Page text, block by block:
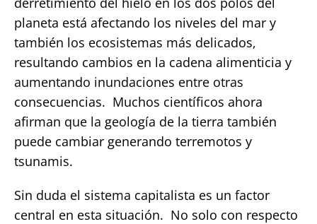
planeta está afectando los niveles del mar y
también los ecosistemas más delicados,
resultando cambios en la cadena alimenticia y
aumentando inundaciones entre otras
consecuencias. Muchos científicos ahora
afirman que la geología de la tierra también
puede cambiar generando terremotos y
tsunamis.
Sin duda el sistema capitalista es un factor
central en esta situación. No solo con respecto